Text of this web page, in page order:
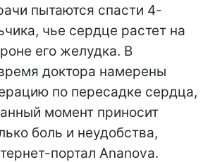
пытаются спасти 4-
чье сердце растет на
его желудка. В
доктора намерены
по пересадке сердца,
момент приносит
боль и неудобства,
портал Ananova.